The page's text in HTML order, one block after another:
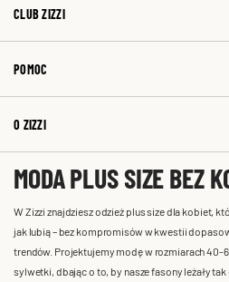
CLUB ZIZZI
POMOC
O ZIZZI
MODA PLUS SIZE BEZ
W Zizzi znajdziesz odzież plus size dla kobiet,
jak lubią – bez kompromisów w kwestii
trendów. Projektujemy modę w rozmiarach 40-
sylwetki, dbając o to, by nasze fasony leżały